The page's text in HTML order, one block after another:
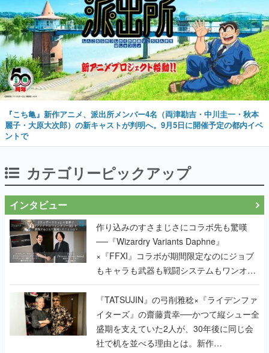
『こち亀』新作アニメ、派出所メンバー4名（両津勘吉・中川圭一・秋本
麗子・大原大次郎）の新キャストが判明へ。9月5日に開催予定の都内イベ
ントで
カテゴリーピックアップ
インタビュー
作り込みのすさまじさにコラボ先も驚嘆
──『Wizardry Variants Daphne』
×『FFXI』コラボが期間限定なのにジョブ
もキャラも武器も戦闘システムもワンオフ
で作り込まれた理由を両ディレクターに聞
く
『TATSUJIN』の弓削雅稔×『ライデンファ
イターズ』の齋藤貴幸──かつて縦シュー全
盛期を支えていた2人が、30年後に同じ会
社で机を並べる理由とは。新作